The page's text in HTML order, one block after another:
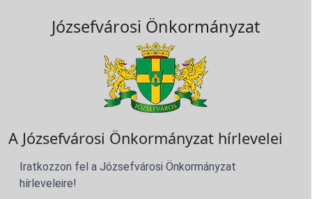
Józsefvárosi Önkormányzat
A Józsefvárosi Önkormányzat hírlevelei
Iratkozzon fel a Józsefvárosi Önkormányzat
hírleveleire!